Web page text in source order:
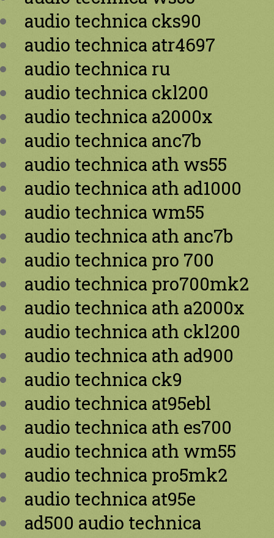
audio technica cks90
audio technica atr4697
audio technica ru
audio technica ckl200
audio technica a2000x
audio technica anc7b
audio technica ath ws55
audio technica ath ad1000
audio technica wm55
audio technica ath anc7b
audio technica pro 700
audio technica pro700mk2
audio technica ath a2000x
audio technica ath ckl200
audio technica ath ad900
audio technica ck9
audio technica at95ebl
audio technica ath es700
audio technica ath wm55
audio technica pro5mk2
audio technica at95e
ad500 audio technica